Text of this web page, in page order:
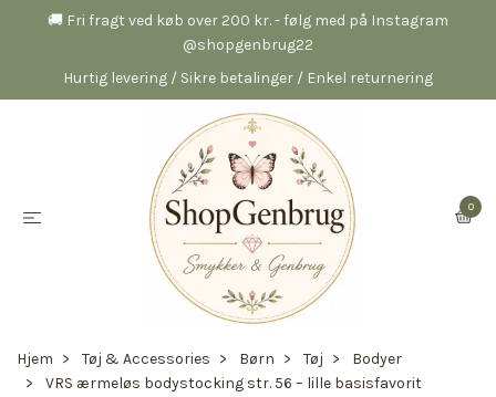
🚚 Fri fragt ved køb over 200 kr. - følg med på Instagram
@shopgenbrug22
Hurtig levering / Sikre betalinger / Enkel returnering
0
Hjem Tøj & Accessories Børn Tøj
Bodyer
VRS ærmeløs bodystocking str. 56 – lille basisfavorit